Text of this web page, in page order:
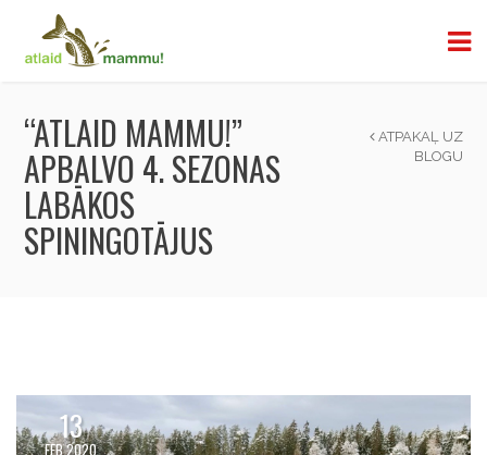
“ATLAID MAMMU!”
APBALVO 4. SEZONAS
LABĀKOS
SPININGOTĀJUS
ATPAKAĻ UZ
BLOGU
13
FEB 2020